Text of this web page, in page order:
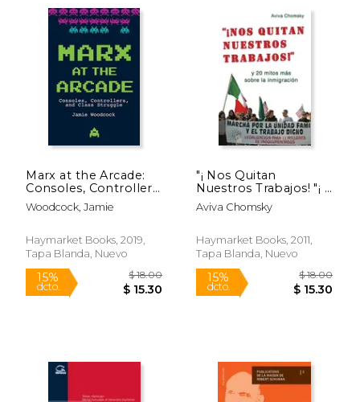
15% 15%
dcto.
Marx at the Arcade:
Consoles, Controllers,
and Class Struggle
(en Inglés)
Woodcock, Jamie
Haymarket Books, 2019,
Tapa Blanda, Nuevo
"¡ Nos Quitan
Nuestros Trabajos! "¡ Y
20 Mitos más Sobre
la Inmigración
Aviva Chomsky
Haymarket Books, 2011,
Tapa Blanda, Nuevo